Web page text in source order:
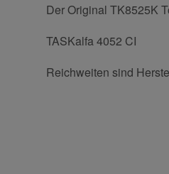
Der Original TK8525K
TASKalfa 4052 CI
Reichweiten sind